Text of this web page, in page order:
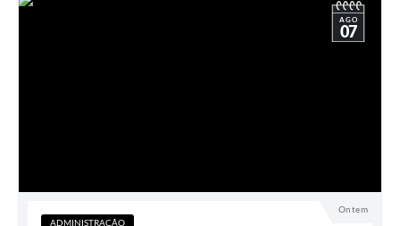
Ontem
AGO
07
ADMINISTRAÇÃO